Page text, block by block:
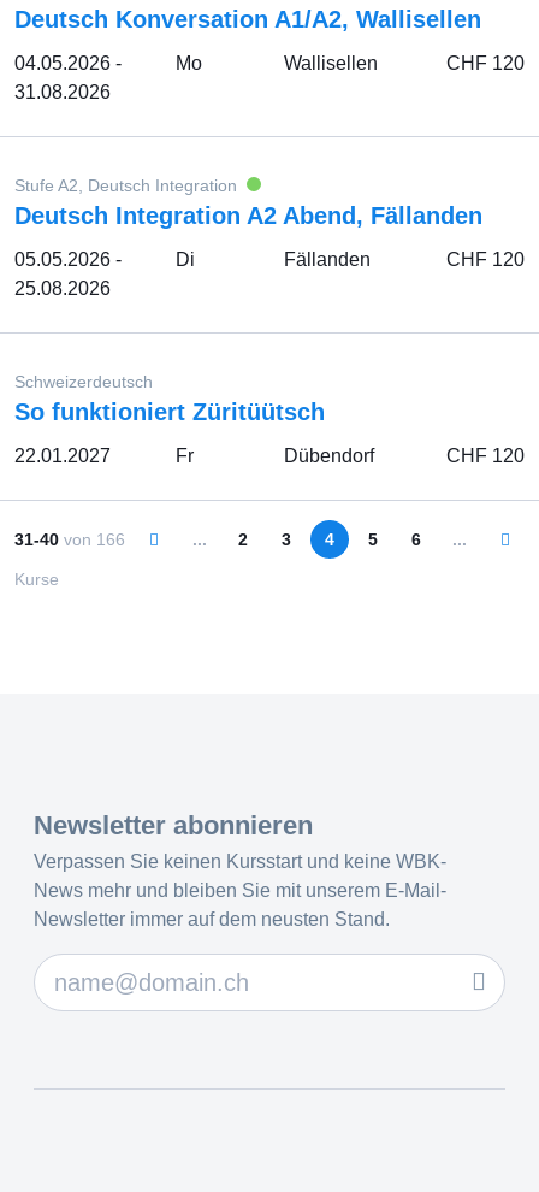
Deutsch Konversation A1/A2, Wallisellen
04.05.2026 -
31.08.2026
Mo Wallisellen CHF 120
Stufe A2, Deutsch Integration
Deutsch Integration A2 Abend, Fällanden
05.05.2026 -
25.08.2026
Di Fällanden CHF 120
Schweizerdeutsch
So funktioniert Züritüütsch
22.01.2027 Fr Dübendorf CHF 120
31-40 von 166
Kurse
... 2 3 4 5 6 ...
Newsletter abonnieren
Verpassen Sie keinen Kursstart und keine WBK-
News mehr und bleiben Sie mit unserem E-Mail-
Newsletter immer auf dem neusten Stand.